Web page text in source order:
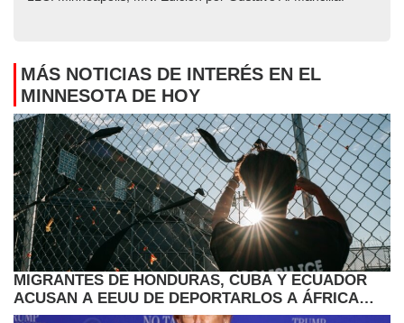
MÁS NOTICIAS DE INTERÉS EN EL
MINNESOTA DE HOY
MIGRANTES DE HONDURAS, CUBA Y ECUADOR
ACUSAN A EEUU DE DEPORTARLOS A ÁFRICA
POR SORPRESA